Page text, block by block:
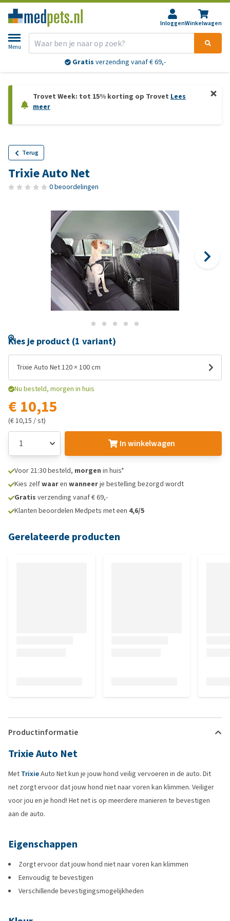
InloggenWinkelwagen
Menu
Gratis verzending vanaf € 69,-
Trovet Week: tot 15% korting op Trovet Lees
meer
Terug
Trixie Auto Net
0 beoordelingen
Kies je product (1 variant)
Trixie Auto Net 120 × 100 cm
Nu besteld, morgen in huis
€ 10,15
(€ 10,15 / st)
In winkelwagen
Voor 21:30 besteld, morgen in huis*
Kies zelfwaaren wanneerje bestelling bezorgd wordt
Gratis verzending vanaf € 69,-
Klanten beoordelen Medpets met een 4,6/5
Gerelateerde producten
Productinformatie
Trixie Auto Net
Met TrixieAuto Net kun je jouw hond veilig vervoeren in de auto. Dit
net zorgt ervoor dat jouw hond niet naar voren kan klimmen. Veiliger
voor jou en je hond! Het net is op meerdere manieren te bevestigen
aan de auto.
Eigenschappen
Zorgt ervoor dat jouw hond niet naar voren kan klimmen
Eenvoudig te bevestigen
Verschillende bevestigingsmogelijkheden